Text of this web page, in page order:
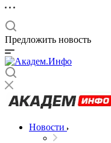
Предложить новость
Новости